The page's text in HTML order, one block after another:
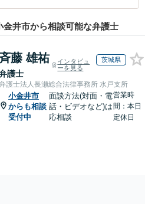
井市から相談可能な弁護士
藤 雄祐
護士
インタビュ
ーを見る
茨城県
護士法人長瀬総合法律事務所 水戸支所
小金井市
からも相談
受付中
面談方法(対面・電
話・ビデオなど)は
応相談
営業時
間：本日
定休日